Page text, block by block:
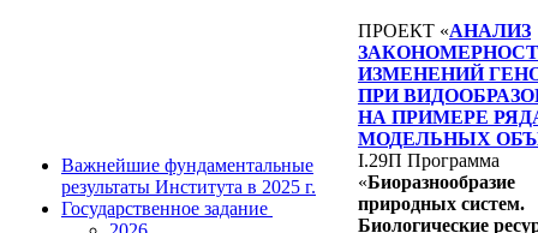
Важнейшие фундаментальные
результаты Института в 2025 г.
Государственное задание
ПРОЕКТ «АНАЛИЗ
ИЗМЕНЕНИЙ
ПРИ
НА ПРИМЕРЕ
МОДЕЛЬНЫХ
I.29П Программа
«Биоразнообразие
природных систем.
Биологические